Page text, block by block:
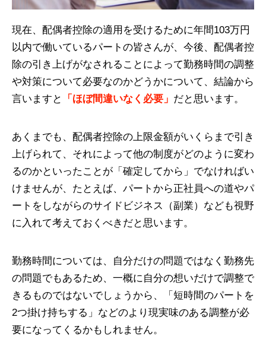
現在、配偶者控除の適用を受けるために年間103万円
以内で働いているパートの皆さんが、今後、配偶者控
除の引き上げがなされることによって勤務時間の調整
や対策について必要なのかどうかについて、結論から
言いますと
「ほぼ間違いなく必要」 だと思います。
あくまでも、配偶者控除の上限金額がいくらまで引き
上げられて、それによって他の制度がどのように変わ
るのかといったことが「確定してから」でなければい
けませんが、たとえば、パートから正社員への道やパ
ートをしながらのサイドビジネス（副業）なども視野
に入れて考えておくべきだと思います。
勤務時間については、自分だけの問題ではなく勤務先
の問題でもあるため、一概に自分の想いだけで調整で
きるものではないでしょうから、「短時間のパートを
2つ掛け持ちする」などのより現実味のある調整が必
要になってくるかもしれません。